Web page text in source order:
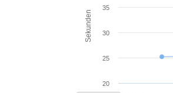
Sekunden
20
25
30
35